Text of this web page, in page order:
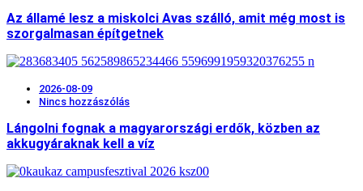
Az államé lesz a miskolci Avas szálló, amit még most is
szorgalmasan építgetnek
2026-08-09
Nincs hozzászólás
Lángolni fognak a magyarországi erdők, közben az
akkugyáraknak kell a víz